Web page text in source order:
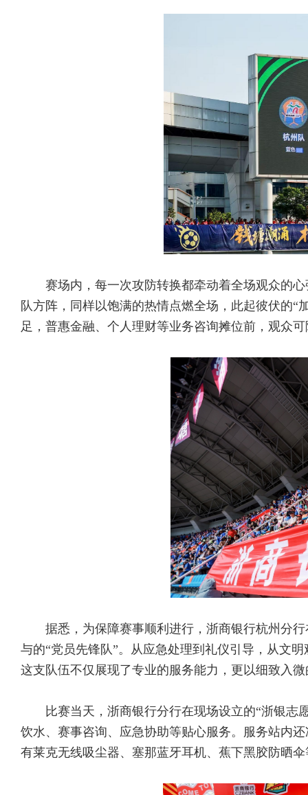
赛场内，每一次攻防转换都牵动着全场观众的
队方阵，同样以饱满的热情点燃全场，此起彼伏的
足，普惠金融、个人理财等业务咨询摊位前，观众
据悉，为保障赛事顺利进行，浙商银行杭州分
与的“党员先锋队”。从应急处理到礼仪引导，从文
这支队伍不仅展现了专业的服务能力，更以细致入
比赛当天，浙商银行分行在现场设立的“浙银志
饮水、赛事咨询、应急协助等贴心服务。服务站内
有莱克无线吸尘器、塞那蓝牙耳机、蕉下黑胶防晒